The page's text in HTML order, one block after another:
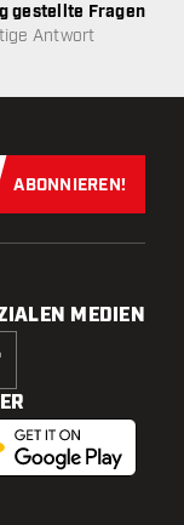
gestellte Fragen
Antwort
Jetzt für
ABONNIEREN!
MEDIEN